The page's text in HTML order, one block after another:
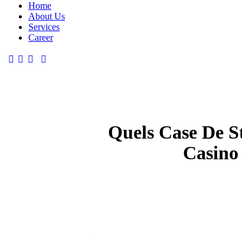
Home
About Us
Services
Career
Quels Case De